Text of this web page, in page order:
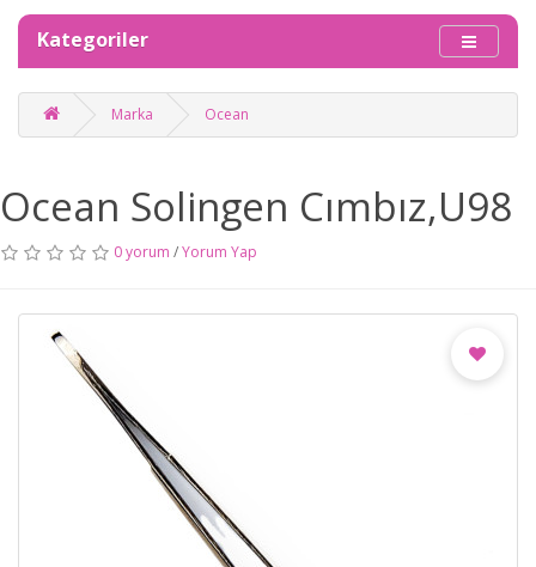
Kategoriler
Marka Ocean
Ocean Solingen Cımbız,U98
0 yorum /Yorum Yap